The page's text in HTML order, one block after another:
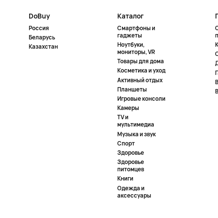
DoBuy
Россия
Беларусь
Казахстан
Каталог
Смартфоны и
гаджеты
Ноутбуки,
мониторы, VR
Товары для дома
Косметика и уход
Активный отдых
Планшеты
Игровые консоли
Камеры
TV и
мультимедиа
Музыка и звук
Спорт
Здоровье
Здоровье
питомцев
Книги
Одежда и
аксессуары